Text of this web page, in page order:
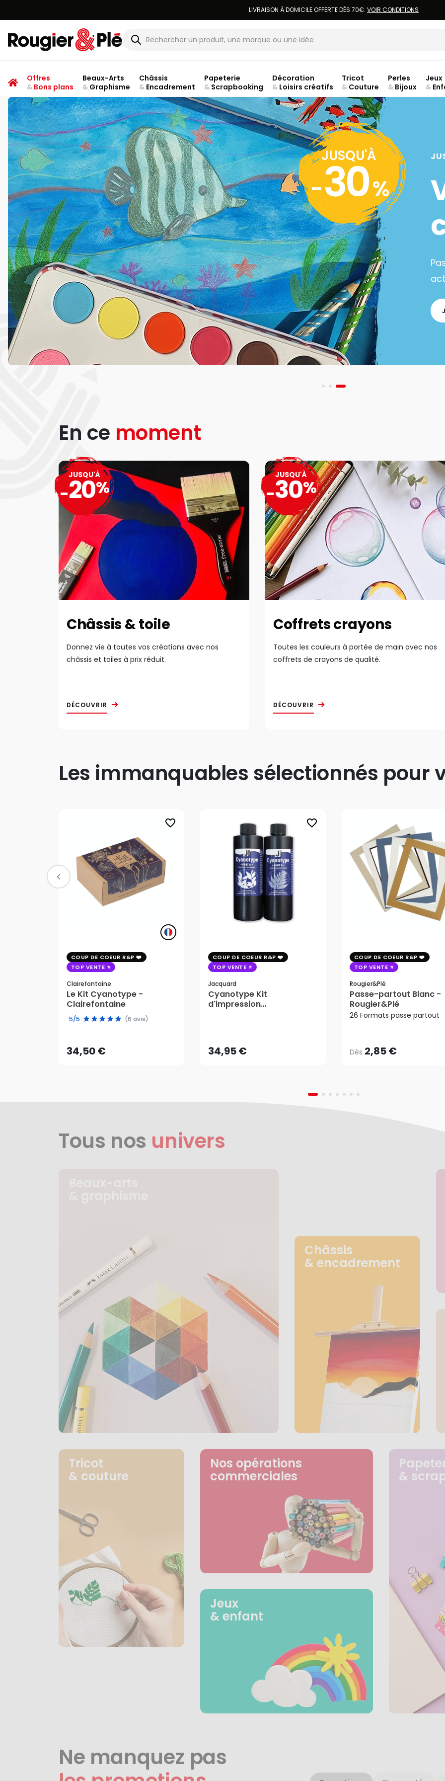
LIVRAISON À DOMICILE OFFERTE DÈS 70€. VOIR CONDITIONS
Rougier & Plé
Offres
&Bons plans
Beaux-Arts
&Graphisme
Châssis
&Encadrement
Papeterie
&Scrapbooking
Décoration
&Loisirs créatifs
Tricot
& Couture
Perles
& Bijoux
Jeux
&
JUSQU'À
-30%
En ce moment
Châssis & toile
Donnez vie à toutes vos créations avec nos
châssis et toiles à prix réduit.
DÉCOUVRIR
JUSQU'À
-20%
Coffrets crayons
Toutes les couleurs à portée de main avec nos
coffrets de crayons de qualité.
DÉCOUVRIR
JUSQU'À
-30%
Les immanquables sélectionnés pour
favorite_border
COUP DE COEUR R&P
TOP VENTE
Clairefontaine
Le Kit Cyanotype -
Clairefontaine
5/5 (6 avis)
34,50 €
34,50 €
AJOUTER AU PANIER
favorite_border
COUP DE COEUR R&P
TOP VENTE
Jacquard
Cyanotype Kit
d'impression
34,95 €AJOUTER AU PANIER
COUP DE COEUR R&P
TOP VENTE
Rougier&plé
Passe-partout Blanc -
Rougier&Plé
26 Formats passe partout
Dès 2,85 €
Dès2,85 €
Tous nos univers
Châssis
& encadrement
Tricot
& couture
Nos opérations
commerciales
Jeux
& enfant
&
Ne manquez pas